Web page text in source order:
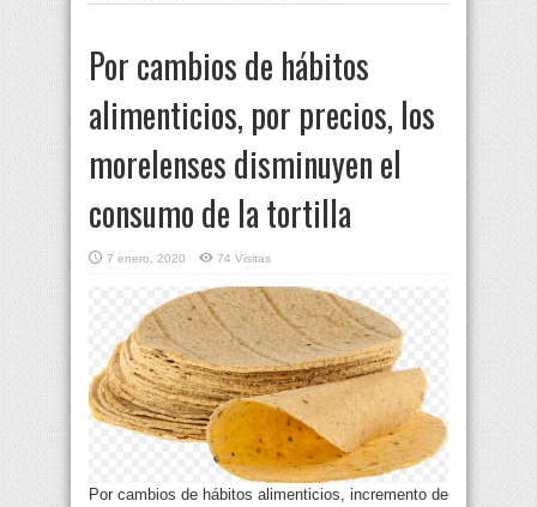
Por cambios de hábitos
alimenticios, por precios, los
morelenses disminuyen el
consumo de la tortilla
7 enero, 2020 74 Visitas
Por cambios de hábitos alimenticios, incremento de